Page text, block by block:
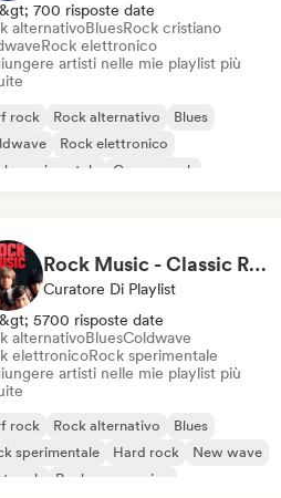
&gt; 700 risposte date
alternativoBluesRock cristiano
Rock elettronico
artisti nelle mie playlist più
rock Rock alternativo
Blues
Rock elettronico
sperimentale
Garage rock
Rock Music - Classic Rock - Modern Rock
Curatore Di Playlist
&gt; 5700 risposte date
alternativoBluesColdwave
elettronicoRock sperimentale
artisti nelle mie playlist più
rock Rock alternativo
Blues
sperimentale
Hard rock
New wave
rock
Rock progressivo